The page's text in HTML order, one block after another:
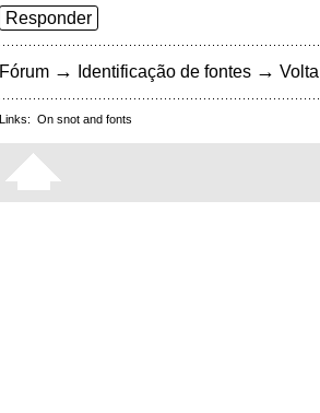
Responder
Fórum → Identificação de fontes →
Links: On snot and fonts